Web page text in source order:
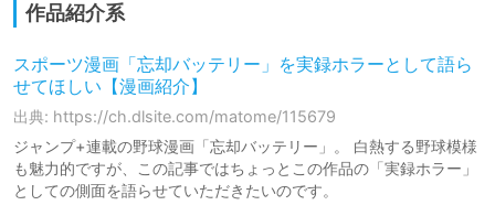
作品紹介系
スポーツ漫画「忘却バッテリー」を実録ホラーとして語ら
せてほしい【漫画紹介】
出典: https://ch.dlsite.com/matome/115679
ジャンプ+連載の野球漫画「忘却バッテリー」。 白熱する野球模様
も魅力的ですが、この記事ではちょっとこの作品の「実録ホラー」
としての側面を語らせていただきたいのです。